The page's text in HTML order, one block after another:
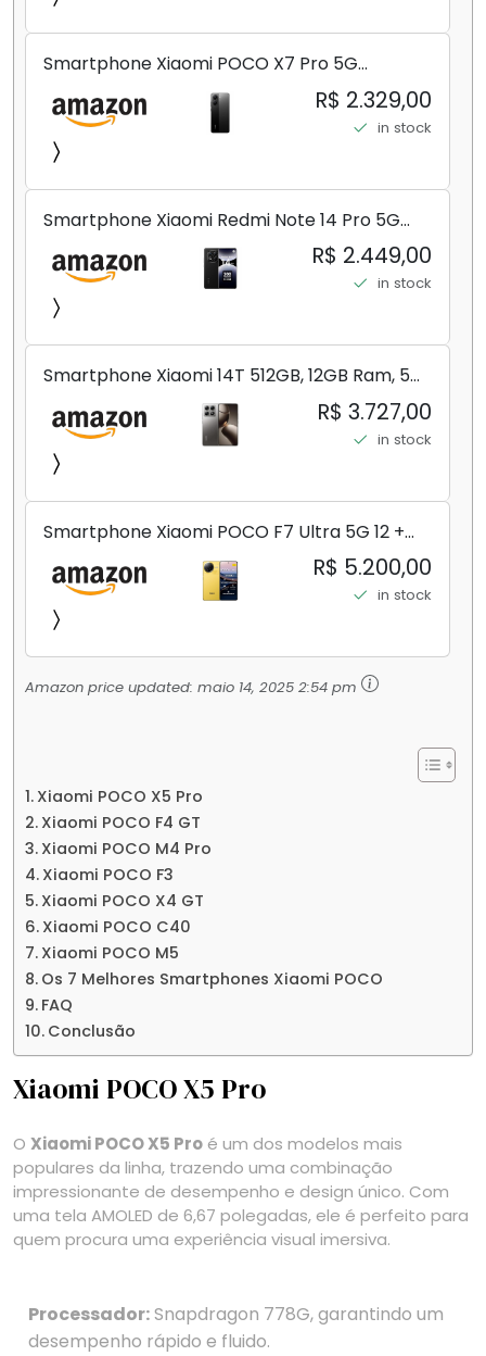
Smartphone Xiaomi POCO X7 Pro 5G
8+256GB/12+256GB/12+512GB
R$ 2.329,00
in stock
Smartphone Xiaomi Redmi Note 14 Pro 5G
Midnight Black (Preto) 12GB RAM 512GB ROM
NFC [ 24090RA29G ]
R$ 2.449,00
in stock
Smartphone Xiaomi 14T 512GB, 12GB Ram, 5G,
Leica, Cinza - no Brasil
R$ 3.727,00
in stock
Smartphone Xiaomi POCO F7 Ultra 5G 12 +
256GB/16+512GB Processador Snapdragon 8
Elite Top de Linha Chip VisionBoost D7 para
Jogos Pesados Tela Flow AMOLED 2K...
R$ 5.200,00
in stock
Amazon price updated: maio 14, 2025 2:54 pm
Xiaomi POCO X5 Pro
Xiaomi POCO F4 GT
Xiaomi POCO M4 Pro
Xiaomi POCO F3
Xiaomi POCO X4 GT
Xiaomi POCO C40
Xiaomi POCO M5
Os 7 Melhores Smartphones Xiaomi POCO
FAQ
Conclusão
Xiaomi POCO X5 Pro
O Xiaomi POCO X5 Pro é um dos modelos mais
populares da linha, trazendo uma combinação
impressionante de desempenho e design único. Com
uma tela AMOLED de 6,67 polegadas, ele é perfeito para
quem procura uma experiência visual imersiva.
Processador:Snapdragon 778G, garantindo um
desempenho rápido e fluido.